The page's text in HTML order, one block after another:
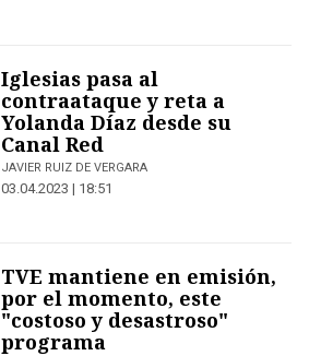
Iglesias pasa al
contraataque y reta a
Yolanda Díaz desde su
Canal Red
JAVIER RUIZ DE VERGARA
03.04.2023 | 18:51
TVE mantiene en emisión,
por el momento, este
"costoso y desastroso"
programa